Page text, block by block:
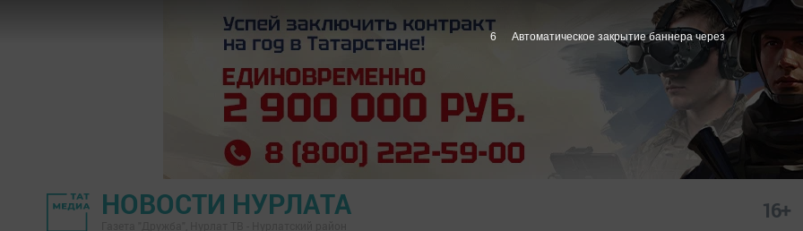
НОВОСТИ НУРЛАТА 16+
5 Автоматическое закрытие баннера через